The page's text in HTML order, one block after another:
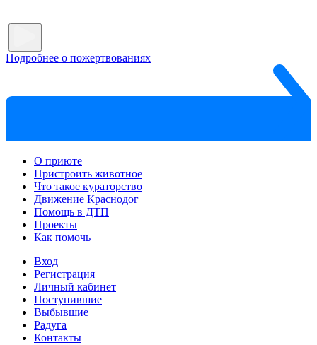
Подробнее о пожертвованиях
О приюте
Пристроить животное
Что такое кураторство
Движение Краснодог
Помощь в ДТП
Проекты
Как помочь
Вход
Регистрация
Личный кабинет
Поступившие
Выбывшие
Радуга
Контакты